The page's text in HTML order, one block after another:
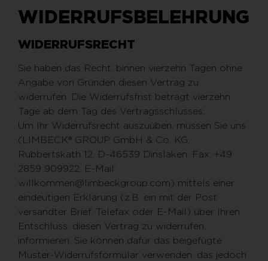
WIDERRUFSBELEHRUNG
WIDERRUFSRECHT
Sie haben das Recht, binnen vierzehn Tagen ohne
Angabe von Gründen diesen Vertrag zu
widerrufen. Die Widerrufsfrist beträgt vierzehn
Tage ab dem Tag des Vertragsschlusses.
Um Ihr Widerrufsrecht auszuüben, müssen Sie uns
(LIMBECK® GROUP GmbH & Co. KG,
Rubbertskath 12, D-46539 Dinslaken, Fax: +49
2859 909922, E-Mail:
willkommen@limbeckgroup.com) mittels einer
eindeutigen Erklärung (z.B. ein mit der Post
versandter Brief, Telefax oder E-Mail) über Ihren
Entschluss, diesen Vertrag zu widerrufen,
informieren. Sie können dafür das beigefügte
Muster-Widerrufsformular verwenden, das jedoch